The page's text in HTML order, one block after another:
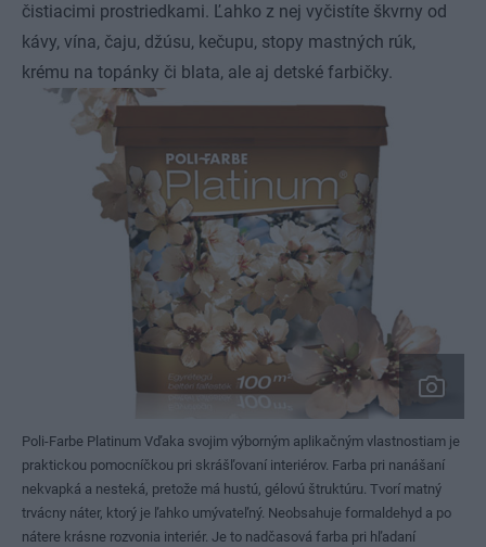
čistiacimi prostriedkami. Ľahko z nej vyčistíte škvrny od
kávy, vína, čaju, džúsu, kečupu, stopy mastných rúk,
krému na topánky či blata, ale aj detské farbičky.
Poli-Farbe Platinum Vďaka svojim výborným aplikačným vlastnostiam je
praktickou pomocníčkou pri skrášľovaní interiérov. Farba pri nanášaní
nekvapká a nesteká, pretože má hustú, gélovú štruktúru. Tvorí matný
trvácny náter, ktorý je ľahko umývateľný. Neobsahuje formaldehyd a po
nátere krásne rozvonia interiér. Je to nadčasová farba pri hľadaní